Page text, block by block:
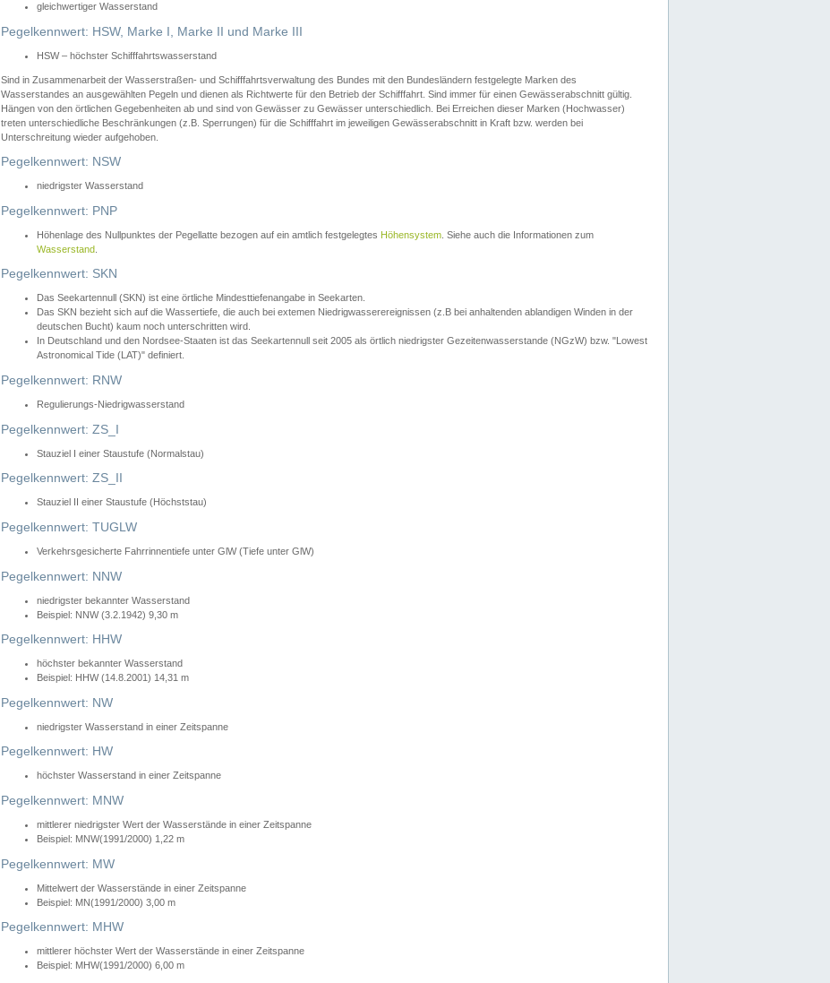
gleichwertiger Wasserstand
Pegelkennwert: HSW, Marke I, Marke II und Marke III
HSW – höchster Schifffahrtswasserstand
Sind in Zusammenarbeit der Wasserstraßen- und Schifffahrtsverwaltung des Bundes mit den Bundesländern festgelegte Marken des
Wasserstandes an ausgewählten Pegeln und dienen als Richtwerte für den Betrieb der Schifffahrt. Sind immer für einen Gewässerabschnitt gültig.
Hängen von den örtlichen Gegebenheiten ab und sind von Gewässer zu Gewässer unterschiedlich. Bei Erreichen dieser Marken (Hochwasser)
treten unterschiedliche Beschränkungen (z.B. Sperrungen) für die Schifffahrt im jeweiligen Gewässerabschnitt in Kraft bzw. werden bei
Unterschreitung wieder aufgehoben.
Pegelkennwert: NSW
niedrigster Wasserstand
Pegelkennwert: PNP
Höhenlage des Nullpunktes der Pegellatte bezogen auf ein amtlich festgelegtes Höhensystem . Siehe auch die Informationen zum
Wasserstand
Pegelkennwert: SKN
Das Seekartennull (SKN) ist eine örtliche Mindesttiefenangabe in Seekarten.
Das SKN bezieht sich auf die Wassertiefe, die auch bei extemen Niedrigwasserereignissen (z.B bei anhaltenden ablandigen Winden in der
deutschen Bucht) kaum noch unterschritten wird.
In Deutschland und den Nordsee-Staaten ist das Seekartennull seit 2005 als örtlich niedrigster Gezeitenwasserstande (NGzW) bzw. "Lowest
Astronomical Tide (LAT)" definiert.
Pegelkennwert: RNW
Regulierungs-Niedrigwasserstand
Pegelkennwert: ZS_I
Stauziel I einer Staustufe (Normalstau)
Pegelkennwert: ZS_II
Stauziel II einer Staustufe (Höchststau)
Pegelkennwert: TUGLW
Verkehrsgesicherte Fahrrinnentiefe unter GlW (Tiefe unter GlW)
Pegelkennwert: NNW
niedrigster bekannter Wasserstand
Beispiel: NNW (3.2.1942) 9,30 m
Pegelkennwert: HHW
höchster bekannter Wasserstand
Beispiel: HHW (14.8.2001) 14,31 m
Pegelkennwert: NW
niedrigster Wasserstand in einer Zeitspanne
Pegelkennwert: HW
höchster Wasserstand in einer Zeitspanne
Pegelkennwert: MNW
mittlerer niedrigster Wert der Wasserstände in einer Zeitspanne
Beispiel: MNW(1991/2000) 1,22 m
Pegelkennwert: MW
Mittelwert der Wasserstände in einer Zeitspanne
Beispiel: MN(1991/2000) 3,00 m
Pegelkennwert: MHW
mittlerer höchster Wert der Wasserstände in einer Zeitspanne
Beispiel: MHW(1991/2000) 6,00 m